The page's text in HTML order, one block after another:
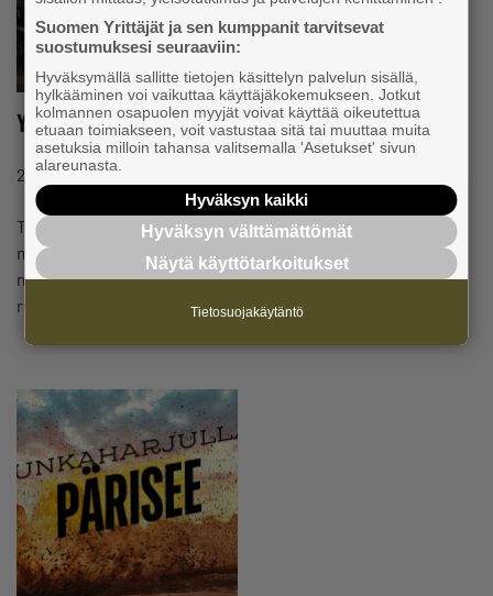
Yrittäjän päivän safarimaastoajot
25.8.2025 klo 21:42
Tänä vuonna Yrittäjienpäivää vietetään Kuus-Hukkalan
miljöössä. Ollaan varattu jännittävää ja vauhdikasta safari
maastoajoa, joka haastaa kokeneimmankin kuskin,
ruokailua ja saattaa…
Suomen Yrittäjät ja sen kumppanit tarvitsevat
suostumuksesi seuraaviin:
Hyväksymällä sallitte tietojen käsittelyn palvelun sisällä,
hylkääminen voi vaikuttaa käyttäjäkokemukseen. Jotkut
kolmannen osapuolen myyjät voivat käyttää oikeutettua
etuaan toimiakseen, voit vastustaa sitä tai muuttaa muita
asetuksia milloin tahansa valitsemalla 'Asetukset' sivun
alareunasta.
Hyväksyn kaikki
Hyväksyn välttämättömät
Näytä käyttötarkoitukset
Tietosuojakäytäntö